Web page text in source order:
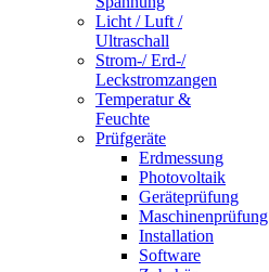
Licht / Luft /
Ultraschall
Strom-/ Erd-/
Leckstromzangen
Temperatur &
Feuchte
Prüfgeräte
Erdmessung
Photovoltaik
Geräteprüfung
Maschinenprüfung
Installation
Software